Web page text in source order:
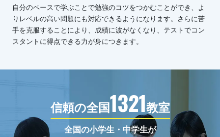
自分のペースで学ぶことで勉強のコツをつかむことができ、よ
りレベルの高い問題にも対応できるようになります。さらに苦
手を克服することにより、成績に波がなくなり、テストでコン
スタントに得点できる力が身につきます。
信頼の全国1321教室
全国の小学生・中学生が